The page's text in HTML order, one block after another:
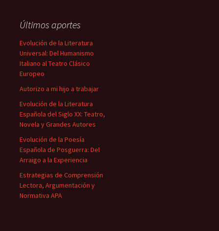
Últimos aportes
Evolución de la Literatura
Universal: Del Humanismo
Italiano al Teatro Clásico
Europeo
Autorizo a mi hijo a trabajar
Evolución de la Literatura
Española del Siglo XX: Teatro,
Novela y Grandes Autores
Evolución de la Poesía
Española de Posguerra: Del
Arraigo a la Experiencia
Estrategias de Comprensión
Lectora, Argumentación y
Normativa APA